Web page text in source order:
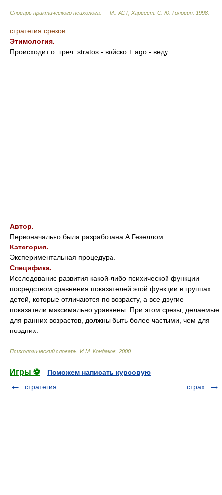
Словарь практического психолога. — М.: АСТ, Харвест С. Ю. Головин 1998
стратегия срезов
Этимология.
Происходит от греч. stratos - войско + ago - веду.
Автор.
Первоначально была разработана А.Гезеллом.
Категория.
Экспериментальная процедура.
Специфика.
Исследование развития какой-либо психической функции
посредством сравнения показателей этой функции в группах
детей, которые отличаются по возрасту, а все другие
показатели максимально уравнены. При этом срезы, делаемые
для ранних возрастов, должны быть более частыми, чем для
поздних.
Психологический словарь И.М. Кондаков 2000
Игры ⚽
Поможем написать курсовую
стратегия
страх